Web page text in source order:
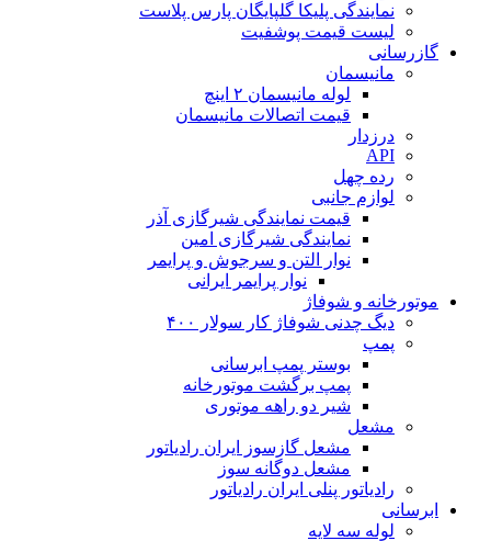
نمایندگی پلیکا گلپایگان پارس پلاست
لیست قیمت پوشفیت
گازرسانی
مانیسمان
لوله مانیسمان ۲ اینچ
قیمت اتصالات مانیسمان
درزدار
API
رده چهل
لوازم جانبی
قیمت نمایندگی شیرگازی آذر
نمایندگی شیرگازی امین
نوار التن و سرجوش و پرایمر
نوار پرایمر ایرانی
موتورخانه و شوفاژ
دیگ چدنی شوفاژ کار سولار ۴۰۰
پمپ
بوستر پمپ ابرسانی
پمپ برگشت موتورخانه
شیر دو راهه موتوری
مشعل
مشعل گازسوز ایران رادیاتور
مشعل دوگانه سوز
رادیاتور پنلی ایران رادیاتور
ابرسانی
لوله سه لایه